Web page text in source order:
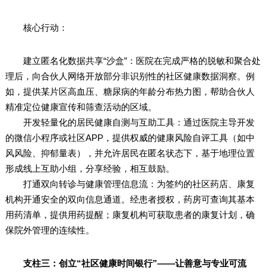
核心行动：
建立匿名化数据共享“沙盒”：医院在完成严格的脱敏和聚合处
理后，向合伙人网络开放部分非识别性的社区健康数据洞察。例
如，提供某片区高血压、糖尿病的年龄分布热力图，帮助合伙人
精准定位健康宣传和筛查活动的区域。
开发轻量化的居民健康自测与互助工具：通过医院主导开发
的微信小程序或社区APP，提供权威的健康风险自评工具（如中
风风险、抑郁量表），并允许居民在匿名状态下，基于地理位置
形成线上互助小组，分享经验，相互鼓励。
打通双向转诊与健康管理信息流：为签约的社区药店、康复
机构开通安全的双向信息通道。经患者授权，药房可查询其基本
用药清单，提供用药提醒；康复机构可获取患者的康复计划，确
保院外管理的连续性。
支柱三：创立“社区健康时间银行”——让善意与专业可流